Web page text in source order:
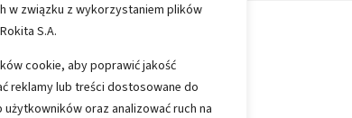
w związku z wykorzystaniem plików
S.A.
cookie, aby poprawić jakość
reklamy lub treści dostosowane do
oraz analizować ruch na